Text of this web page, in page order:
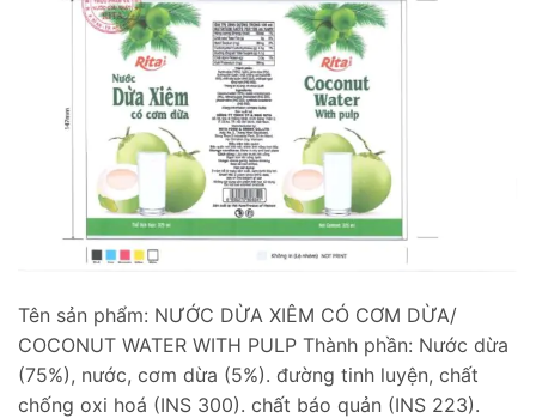
Tên sản phẩm: NƯỚC DỪA XIÊM CÓ CƠM DỪA/
COCONUT WATER WITH PULP Thành phần: Nước dừa
(75%), nước, cơm dừa (5%). đường tinh luyện, chất
chống oxi hoá (INS 300). chất báo quản (INS 223).